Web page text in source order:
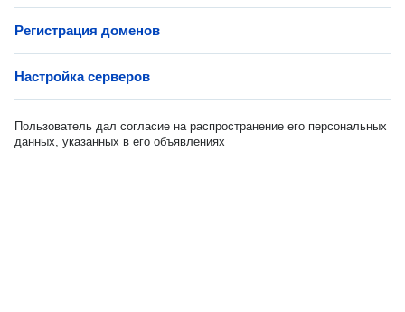
Регистрация доменов
Настройка серверов
Пользователь дал согласие на распространение его персональных
данных, указанных в его объявлениях